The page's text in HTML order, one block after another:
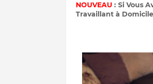
NOUVEAU : Si Vous
Travaillant à